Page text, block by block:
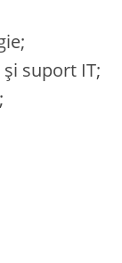
suport IT;